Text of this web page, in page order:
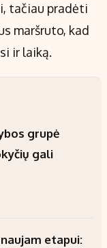
tačiau pradėti
maršruto, kad
ir laiką.
grupė
gali
etapui: